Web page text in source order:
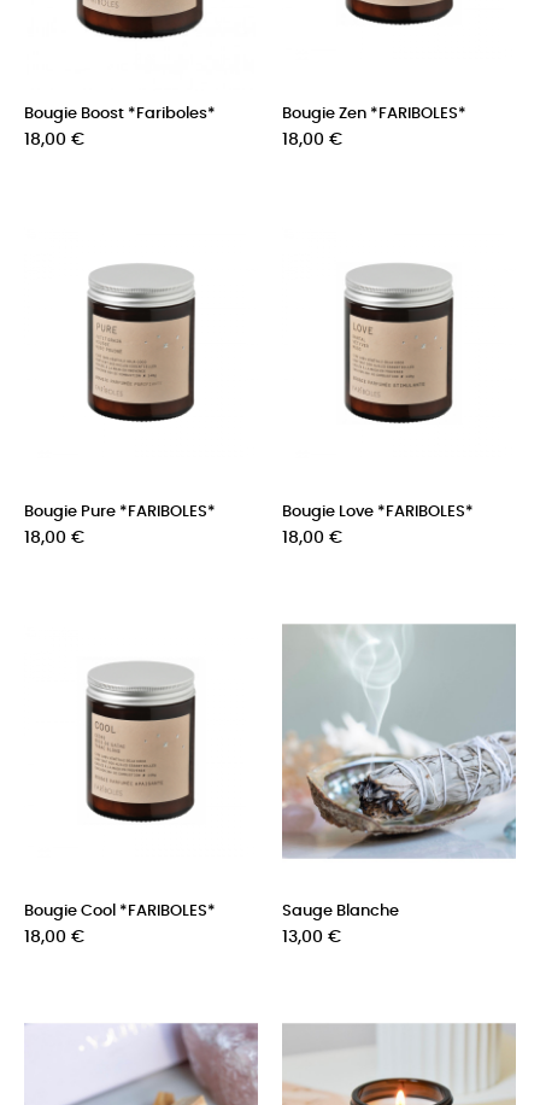
Bougie Boost *Fariboles*
Prix
18,00 €
Bougie Zen *FARIBOLES*
Prix
18,00 €
Bougie Pure *FARIBOLES*
Prix
18,00 €
Bougie Love *FARIBOLES*
Prix
18,00 €
Bougie Cool *FARIBOLES*
Prix
18,00 €
Sauge Blanche
Prix
13,00 €